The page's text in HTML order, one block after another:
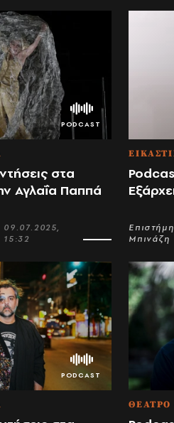
στα
Αγλαΐα Παππά
09.07.2025,
15:32
Επιστήμη
Μπινάζη
ΘΕΑΤΡΟ